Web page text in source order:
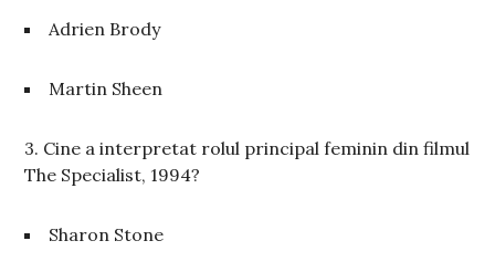
Adrien Brody
Martin Sheen
3. Cine a interpretat rolul principal feminin din filmul
The Specialist, 1994?
Sharon Stone